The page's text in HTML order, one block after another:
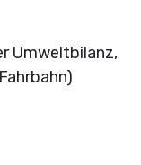
Umweltbilanz,